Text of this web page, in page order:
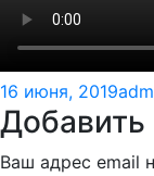
Опубликовано
16 июня, 2019
Ваш адрес email